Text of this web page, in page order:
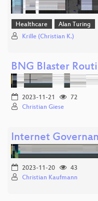
Healthcare Alan Turing
Krille (Christian K.)
BNG Blaster
2023-11-21
72
Christian Giese
Internet
2023-11-20
43
Christian Kaufmann